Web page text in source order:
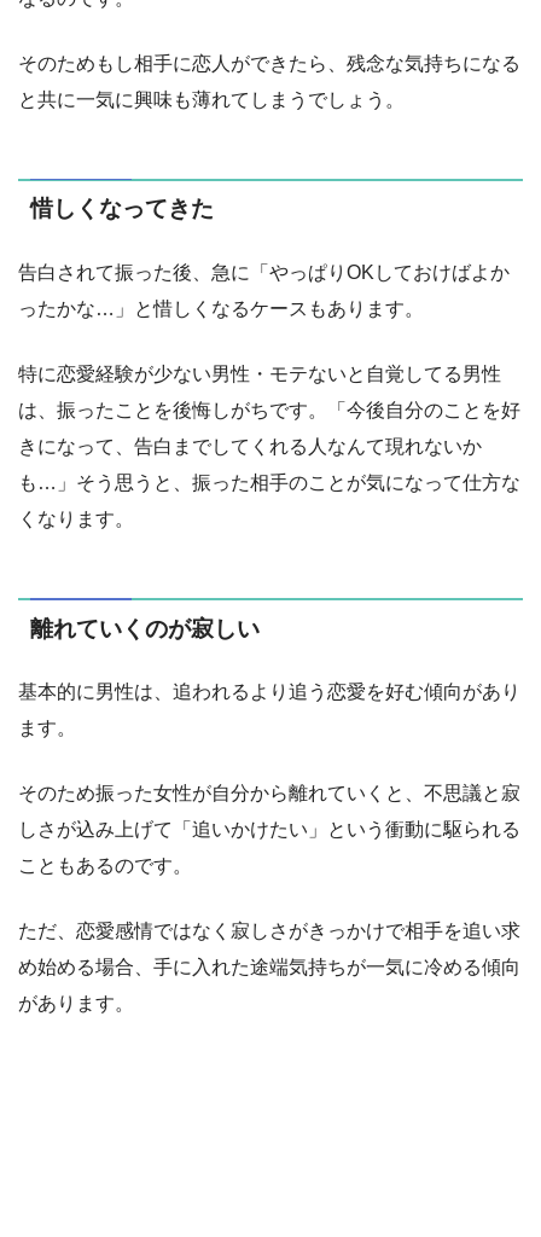
そのためもし相手に恋人ができたら、残念な気持ちになる
と共に一気に興味も薄れてしまうでしょう。
惜しくなってきた
告白されて振った後、急に「やっぱりOKしておけばよか
ったかな…」と惜しくなるケースもあります。
特に恋愛経験が少ない男性・モテないと自覚してる男性
は、振ったことを後悔しがちです。「今後自分のことを好
きになって、告白までしてくれる人なんて現れないか
も…」そう思うと、振った相手のことが気になって仕方な
くなります。
離れていくのが寂しい
基本的に男性は、追われるより追う恋愛を好む傾向があり
ます。
そのため振った女性が自分から離れていくと、不思議と寂
しさが込み上げて「追いかけたい」という衝動に駆られる
こともあるのです。
ただ、恋愛感情ではなく寂しさがきっかけで相手を追い求
め始める場合、手に入れた途端気持ちが一気に冷める傾向
があります。